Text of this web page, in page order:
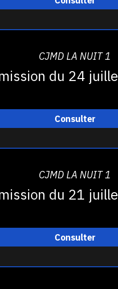
CJMD LA NUIT 1
du 24
Consulter
CJMD LA NUIT 1
du 21
Consulter